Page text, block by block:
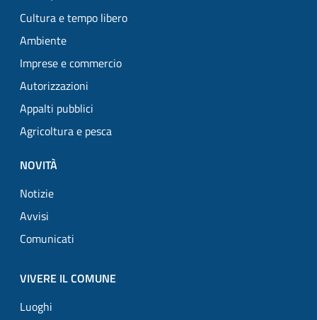
Cultura e tempo libero
Ambiente
Imprese e commercio
Autorizzazioni
Appalti pubblici
Agricoltura e pesca
NOVITÀ
Notizie
Avvisi
Comunicati
VIVERE IL COMUNE
Luoghi